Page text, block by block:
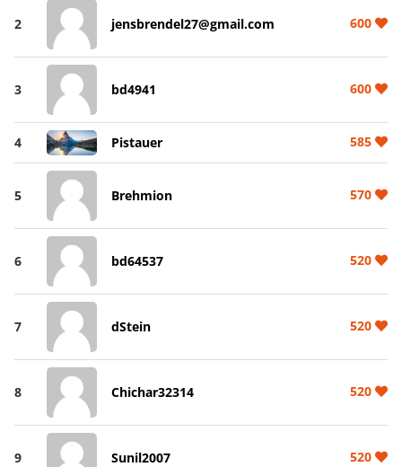
2 jensbrendel27@gmail.com 600
3 bd4941 600
4 Pistauer 585
5 Brehmion 570
6 bd64537 520
7 dStein 520
8 Chichar32314 520
9 Sunil2007 520